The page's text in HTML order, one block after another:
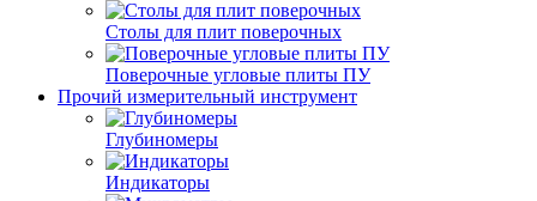
Столы для плит поверочных
Поверочные угловые плиты ПУ
Прочий измерительный инструмент
Глубиномеры
Индикаторы